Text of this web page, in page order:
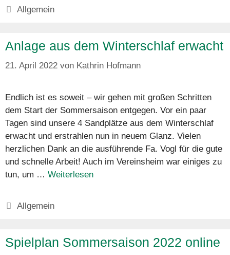
Kategorien
Allgemein
Anlage aus dem Winterschlaf erwacht
21. April 2022 von Kathrin Hofmann
Endlich ist es soweit – wir gehen mit großen Schritten
dem Start der Sommersaison entgegen. Vor ein paar
Tagen sind unsere 4 Sandplätze aus dem Winterschlaf
erwacht und erstrahlen nun in neuem Glanz. Vielen
herzlichen Dank an die ausführende Fa. Vogl für die gute
und schnelle Arbeit! Auch im Vereinsheim war einiges zu
tun, um … Weiterlesen
Kategorien
Allgemein
Spielplan Sommersaison 2022 online